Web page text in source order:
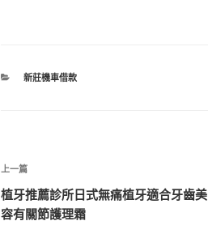
分
新莊機車借款
文
章
導
上
一
篇
上一篇
植牙推薦診所日式無痛植牙適合牙齒美
容有關節護理霜